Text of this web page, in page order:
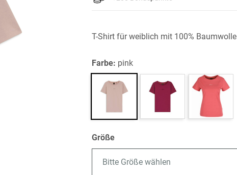
T-Shirt für weiblich mit 100% Baumwolle
Farbe: pink
Größe
Bitte Größe wählen